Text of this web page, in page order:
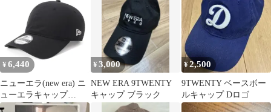
¥ 6,440
ニューエラ(new era) ニ
ューエラキャップ
9TWENTY タイプライ
¥3,000
NEW ERA 9TWENTY
キャップ ブラック
¥2,500
9TWENTY ベースボー
ルキャップ Dロゴ